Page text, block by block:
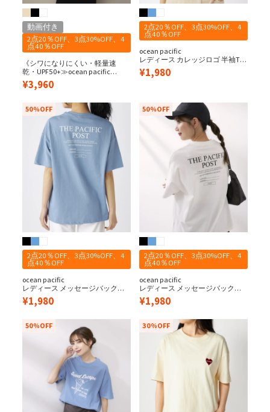
動画付き
2点20％OFF、3点30%OFF、4
点40％OFF
《シワになりにくい・軽量速
乾・UPF50+≫ocean pacific
レディース 水陸両用/UPF50＋ 袖
フレアペアテックスTEE
¥3,960
2点20％OFF、3点30%OFF、4
点40％OFF
ocean pacific
レディース カレッジロゴ 半袖Tシ
ャツ
¥1,980
2点20％OFF、3点30%OFF、4
点40％OFF
ocean pacific
レディース メッセージバックプ
リント 半袖Tシャツ
50%OFF
¥1,980
2点20％OFF、3点30%OFF、4
点40％OFF
ocean pacific
レディース メッセージバックプ
リント 半袖Tシャツ
50%OFF
¥1,980
50%OFF 30%OFF